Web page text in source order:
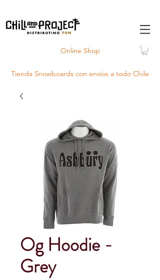
Online Shop
Tienda Snowboards con envíos a todo Chile
Og Hoodie -
Grey